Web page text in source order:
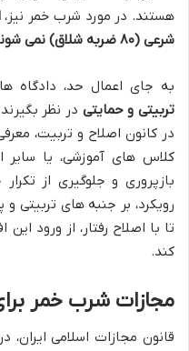
هستند. در مورد شرب خمر نیز،
شرعی (۸۰ ضربه شلاق) نمی شوند.
به جای اعمال حد، دادگاه
تربیتی و حمایتی در نظر
در کانون اصلاح و تربیت،
کلاس های آموزشی، یا
بازپروری و جلوگیری از
رویکرد، بر جنبه های تربیتی
تا با اصلاح رفتار، از ورود
کند.
مجازات شرب خمر
قانون مجازات اسلامی ایران،